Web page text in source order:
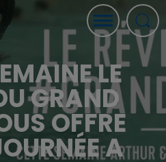
LE
GRAND
OFFRE
A